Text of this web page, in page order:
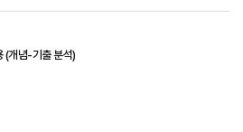
(개념-기출 분석)